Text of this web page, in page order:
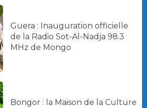
Guera : Inauguration officielle
de la Radio Sot-Al-Nadja 98.3
MHz de Mongo
Bongor : la Maison de la Culture